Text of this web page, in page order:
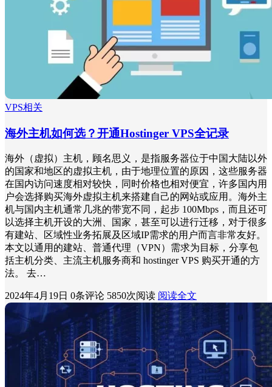
VPS相关
海外主机如何选？开通Hostinger VPS全记录
海外（虚拟）主机，顾名思义，是指服务器位于中国大陆以外
的国家和地区的虚拟主机，由于地理位置的原因，这些服务器
在国内访问速度相对较快，同时价格也相对便宜，许多国内用
户会选择购买海外虚拟主机来搭建自己的网站或应用。海外主
机与国内主机通常几兆的带宽不同，起步 100Mbps，而且还可
以选择主机开设的大洲、国家，甚至可以进行迁移，对于很多
有建站、区域性业务拓展及区域IP需求的用户而言非常友好。
本文以通用的建站、普通代理（VPN）需求为目标，分享包
括主机分类、主流主机服务商和 hostinger VPS 购买开通的方
法。 去…
2024年4月19日 0条评论 5850次阅读 阅读全文